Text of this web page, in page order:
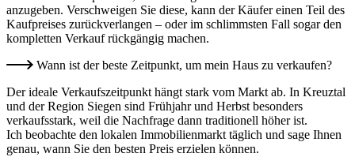
anzugeben. Verschweigen Sie diese, kann der Käufer einen Teil des
Kaufpreises zurückverlangen – oder im schlimmsten Fall sogar den
kompletten Verkauf rückgängig machen.
Wann ist der beste Zeitpunkt, um mein Haus zu verkaufen?
Der ideale Verkaufs­zeitpunkt hängt stark vom Markt ab. In Kreuztal
und der Region Siegen sind Frühjahr und Herbst besonders
verkaufs­stark, weil die Nach­frage dann traditionell höher ist.
Ich beobachte den lokalen Immobilien­markt täglich und sage Ihnen
genau, wann Sie den besten Preis erzielen können.